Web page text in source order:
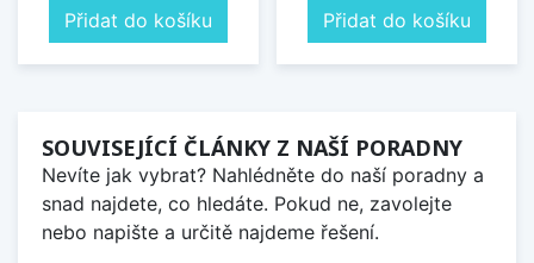
Přidat do košíku Přidat do košíku
SOUVISEJÍCÍ ČLÁNKY Z NAŠÍ PORADNY
Nevíte jak vybrat? Nahlédněte do naší poradny a
snad najdete, co hledáte. Pokud ne, zavolejte
nebo napište a určitě najdeme řešení.